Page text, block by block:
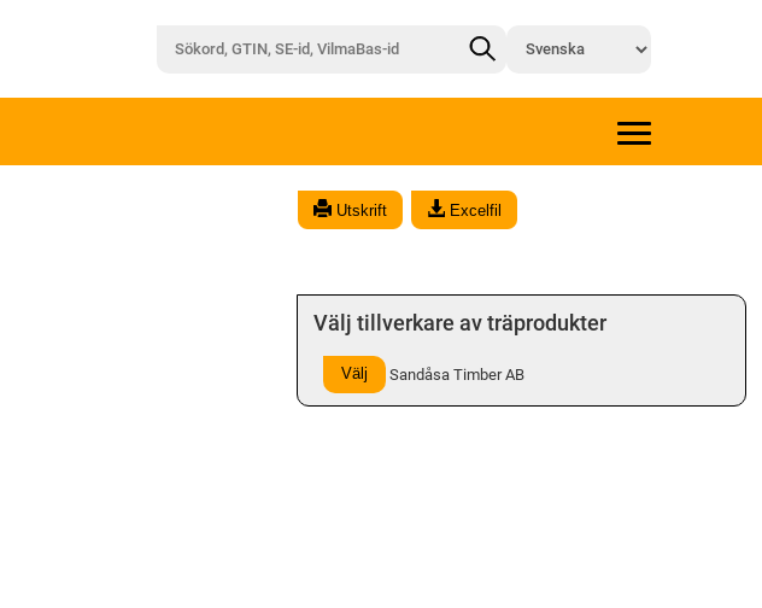
Utskrift Excelfil
Välj tillverkare av träprodukter
Välj Sandåsa Timber AB